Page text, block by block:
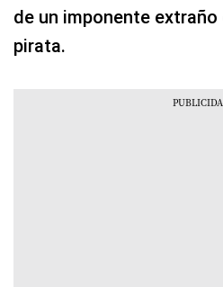
de un imponente
pirata.